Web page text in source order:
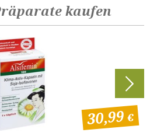
kaufen
30,99